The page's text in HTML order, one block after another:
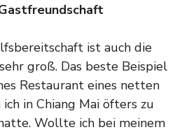
ist auch die
groß. Das beste Beispiel
Restaurant eines netten
ich in Chiang Mai öfters zu
Wollte ich bei meinem